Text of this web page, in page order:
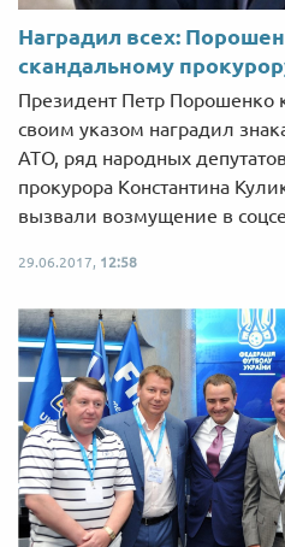
Наградил всех:
скандальному
Президент Петр Порошенко
своим указом наградил
АТО, ряд народных
прокурора Константина
вызвали возмущение в
29.06.2017, 12:58